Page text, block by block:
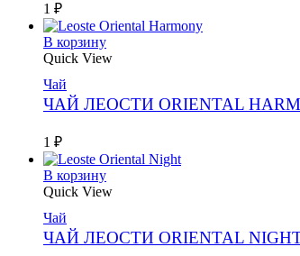
1 ₽
В корзину
Quick View
Чай
ЧАЙ ЛЕОСТИ ORIENTAL
1 ₽
В корзину
Quick View
Чай
ЧАЙ ЛЕОСТИ ORIENTAL